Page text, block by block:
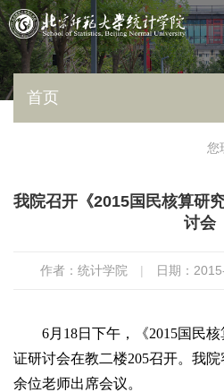
首页
您
我院召开《2015国民核算研
讨会
作者：统计学院 | 日期：
6月18日下午，《2015国民
证研讨会在教二楼205召开。我
余位老师出席会议。